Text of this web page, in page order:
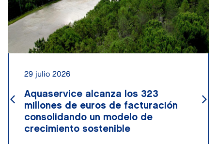
29 julio 2026
Aquaservice alcanza los 323
millones de euros de facturación
consolidando un modelo de
crecimiento sostenible